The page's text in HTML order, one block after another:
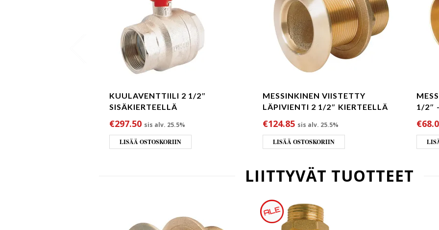
KUULAVENTTIILI 2 1/2″
SISÄKIERTEELLÄ
€297.50 sis alv. 25.5%
LISÄÄ OSTOSKORIIN
MESSINKINEN VIISTETTY
LÄPIVIENTI 2 1/2″ KIERTEELLÄ
€124.85 sis alv. 25.5%
LISÄÄ OSTOSKORIIN
1/2″
€
LIITTYVÄT TUOTTEET